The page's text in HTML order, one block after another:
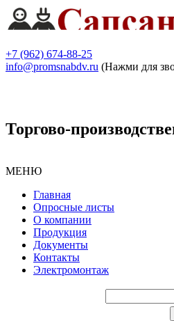
+7 (962) 674-88-25
info@promsnabdv.ru (Нажми для
Торгово-
МЕНЮ
Главная
Опросные листы
О компании
Продукция
Документы
Контакты
Электромонтаж